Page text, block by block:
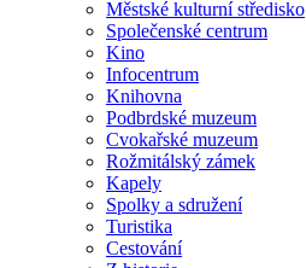
Městské kulturní středisko
Společenské centrum
Kino
Infocentrum
Knihovna
Podbrdské muzeum
Cvokařské muzeum
Rožmitálský zámek
Kapely
Spolky a sdružení
Turistika
Cestování